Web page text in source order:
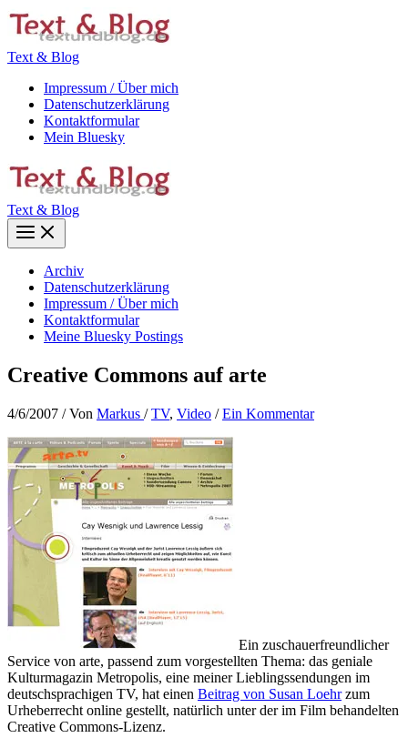
Zum
Inhalt
Text & Blog
Impressum / Über mich
Datenschutzerklärung
Kontaktformular
Mein Bluesky
Text & Blog
Main
Menu
Archiv
Datenschutzerklärung
Impressum / Über mich
Kontaktformular
Meine Bluesky Postings
Creative Commons auf arte
4/6/2007 / Von Markus /TV, Video /Ein Kommentar
Ein zuschauerfreundlicher
Service von arte, passend zum vorgestellten Thema: das geniale
Kulturmagazin Metropolis, eine meiner Lieblingssendungen im
deutschsprachigen TV, hat einen Beitrag von Susan Loehrzum
Urheberrecht online gestellt, natürlich unter der im Film behandelten
Creative Commons-Lizenz.